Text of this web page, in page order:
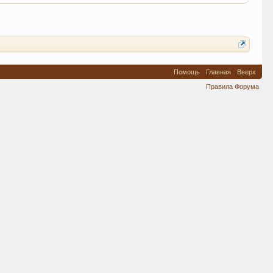
Помощь Главная
Вверх
Правила Форума